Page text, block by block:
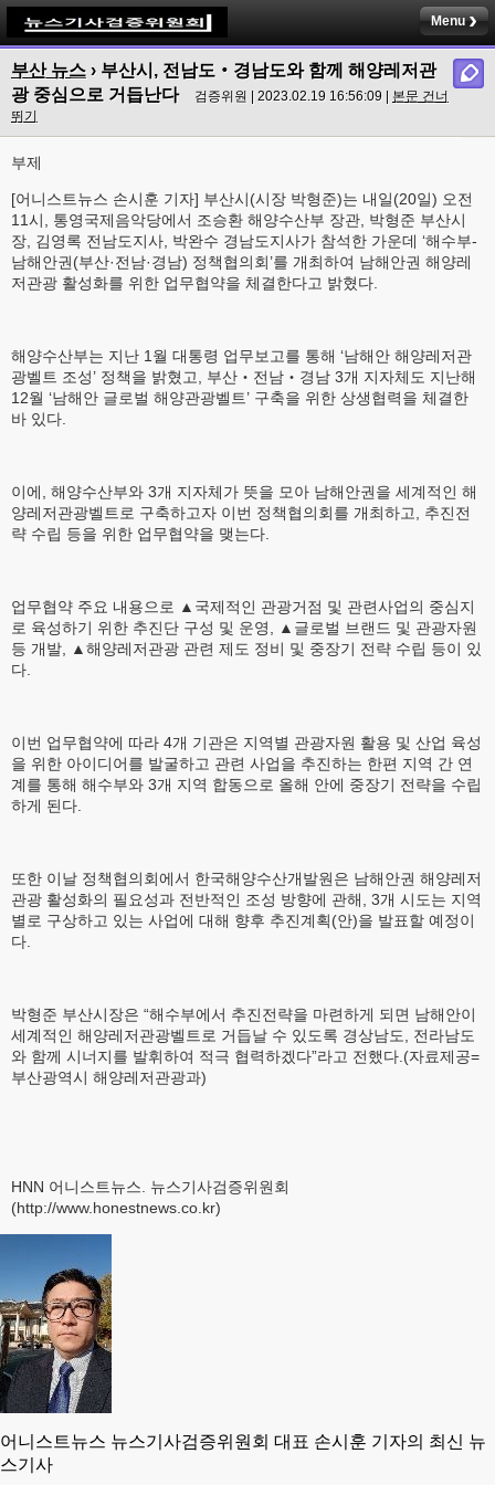
Menu
부산 뉴스 › 부산시, 전남도‧경남도와 함께 해양레저관
광 중심으로 거듭난다
검증위원 | 2023.02.19 16:56:09 | 본문 건너
뛰기
부제
[어니스트뉴스 손시훈 기자] 부산시(시장 박형준)는 내일(20일) 오전
11시, 통영국제음악당에서 조승환 해양수산부 장관, 박형준 부산시
장, 김영록 전남도지사, 박완수 경남도지사가 참석한 가운데 ‘해수부-
남해안권(부산·전남·경남) 정책협의회’를 개최하여 남해안권 해양레
저관광 활성화를 위한 업무협약을 체결한다고 밝혔다.
해양수산부는 지난 1월 대통령 업무보고를 통해 ‘남해안 해양레저관
광벨트 조성’ 정책을 밝혔고, 부산‧전남‧경남 3개 지자체도 지난해
12월 ‘남해안 글로벌 해양관광벨트’ 구축을 위한 상생협력을 체결한
바 있다.
이에, 해양수산부와 3개 지자체가 뜻을 모아 남해안권을 세계적인 해
양레저관광벨트로 구축하고자 이번 정책협의회를 개최하고, 추진전
략 수립 등을 위한 업무협약을 맺는다.
업무협약 주요 내용으로 ▲국제적인 관광거점 및 관련사업의 중심지
로 육성하기 위한 추진단 구성 및 운영, ▲글로벌 브랜드 및 관광자원
등 개발, ▲해양레저관광 관련 제도 정비 및 중장기 전략 수립 등이 있
다.
이번 업무협약에 따라 4개 기관은 지역별 관광자원 활용 및 산업 육성
을 위한 아이디어를 발굴하고 관련 사업을 추진하는 한편 지역 간 연
계를 통해 해수부와 3개 지역 합동으로 올해 안에 중장기 전략을 수립
하게 된다.
또한 이날 정책협의회에서 한국해양수산개발원은 남해안권 해양레저
관광 활성화의 필요성과 전반적인 조성 방향에 관해, 3개 시도는 지역
별로 구상하고 있는 사업에 대해 향후 추진계획(안)을 발표할 예정이
다.
박형준 부산시장은 “해수부에서 추진전략을 마련하게 되면 남해안이
세계적인 해양레저관광벨트로 거듭날 수 있도록 경상남도, 전라남도
와 함께 시너지를 발휘하여 적극 협력하겠다”라고 전했다.(자료제공=
부산광역시 해양레저관광과)
HNN 어니스트뉴스. 뉴스기사검증위원회
(http://www.honestnews.co.kr)
어니스트뉴스 뉴스기사검증위원회 대표 손시훈 기자의 최신 뉴
스기사